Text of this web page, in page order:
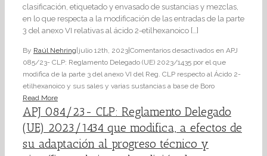
clasificación, etiquetado y envasado de sustancias y mezclas,
en lo que respecta a la modificación de las entradas de la parte
3 del anexo VI relativas al ácido 2-etilhexanoico […]
By Raúl Nehring| julio 12th, 2023|Comentarios desactivados en APJ
085/23- CLP: Reglamento Delegado (UE) 2023/1435 por el que
modifica de la parte 3 del anexo VI del Reg. CLP respecto al Ácido 2-
etilhexanoico y sus sales y varias sustancias a base de Boro
Read More
APJ 084/23- CLP: Reglamento Delegado
(UE) 2023/1434 que modifica, a efectos de
su adaptación al progreso técnico y